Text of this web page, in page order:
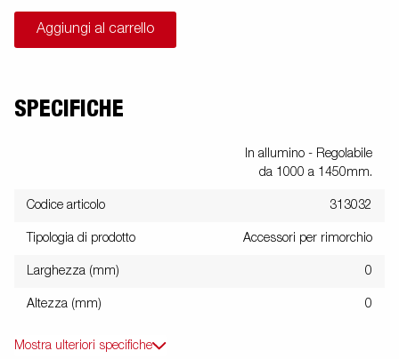
Aggiungi al carrello
SPECIFICHE
In allumino - Regolabile
da 1000 a 1450mm.
Codice articolo 313032
Tipologia di prodotto Accessori per rimorchio
Larghezza (mm) 0
Altezza (mm) 0
Mostra ulteriori specifiche